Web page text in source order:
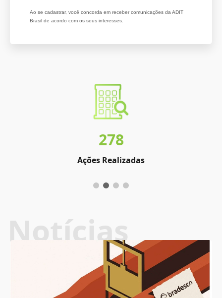
Ao se cadastrar, você concorda em receber comunicações da ADIT
Brasil de acordo com os seus interesses.
278
Ações Realizadas
Notícias